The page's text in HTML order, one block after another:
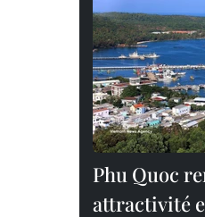
Phu Quoc
attractivité